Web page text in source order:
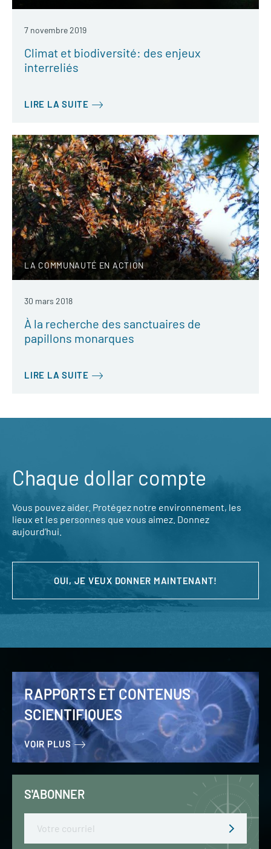
7 novembre 2019
Climat et biodiversité: des enjeux
interreliés
LIRE LA SUITE
LA COMMUNAUTÉ EN ACTION
30 mars 2018
À la recherche des sanctuaires de
papillons monarques
LIRE LA SUITE
Chaque dollar compte
Vous pouvez aider. Protégez notre environnement, les
lieux et les personnes que vous aimez. Donnez
aujourd’hui.
OUI, JE VEUX DONNER MAINTENANT!
RAPPORTS ET CONTENUS
SCIENTIFIQUES
VOIR PLUS
S'ABONNER
Email